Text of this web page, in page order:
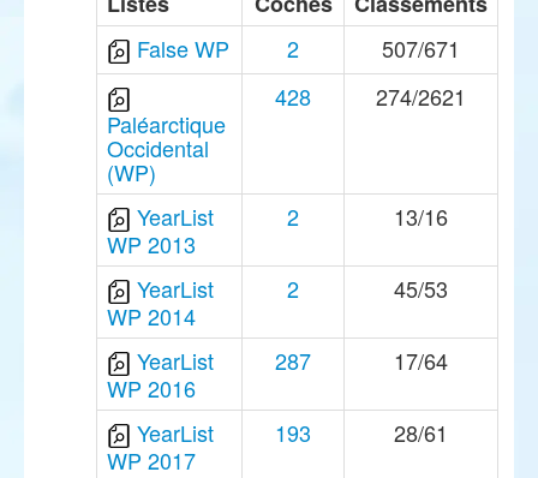
False WP
2 507/671
Paléarctique
Occidental
(WP)
428 274/2621
YearList
WP 2013
2 13/16
YearList
WP 2014
2 45/53
YearList
WP 2016
287 17/64
YearList
WP 2017
193 28/61